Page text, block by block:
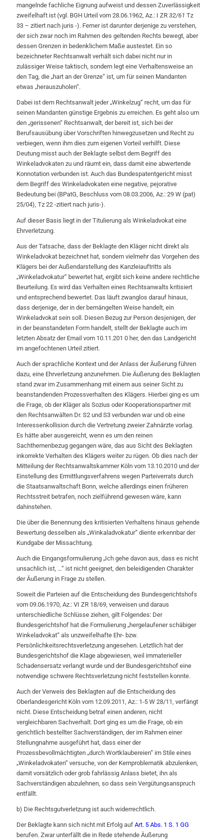
mangelnde fachliche Eignung aufweist und dessen Zuverlässigkeit
zweifelhaft ist (vgl. BGH Urteil vom 28.06.1962, Az.: I ZR 32/61 Tz
33 – zitiert nach juris -). Ferner ist darunter derjenige zu verstehen,
der sich zwar noch im Rahmen des geltenden Rechts bewegt, aber
dessen Grenzen in bedenklichem Maße austestet. Ein so
bezeichneter Rechtsanwalt verhält sich dabei nicht nur in
zulässiger Weise taktisch, sondern legt eine Verhaltensweise an
den Tag, die „hart an der Grenze“ ist, um für seinen Mandanten
etwas „herauszuholen“.
Dabei ist dem Rechtsanwalt jeder „Winkelzug“ recht, um das für
seinen Mandanten günstige Ergebnis zu erreichen. Es geht also um
den „gerissenen“ Rechtsanwalt, der bereit ist, sich bei der
Berufsausübung über Vorschriften hinwegzusetzen und Recht zu
verbiegen, wenn ihm dies zum eigenen Vorteil verhilft. Diese
Deutung misst auch der Beklagte selbst dem Begriff des
Winkeladvokaten zu und räumt ein, dass damit eine abwertende
Konnotation verbunden ist. Auch das Bundespatentgericht misst
dem Begriff des Winkeladvokaten eine negative, pejorative
Bedeutung bei (BPatG, Beschluss vom 08.03.2006, Az.: 29 W (pat)
25/04), Tz 22 -zitiert nach juris-).
Auf dieser Basis liegt in der Titulierung als Winkeladvokat eine
Ehrverletzung.
Aus der Tatsache, dass der Beklagte den Kläger nicht direkt als
Winkeladvokat bezeichnet hat, sondern vielmehr das Vorgehen des
Klägers bei der Außendarstellung des Kanzleiauftritts als
„Winkeladvokatur“ bewertet hat, ergibt sich keine andere rechtliche
Beurteilung. Es wird das Verhalten eines Rechtsanwalts kritisiert
und entsprechend bewertet. Das läuft zwanglos darauf hinaus,
dass derjenige, der in der bemängelten Weise handelt, ein
Winkeladvokat sein soll. Diesen Bezug zur Person desjenigen, der
in der beanstandeten Form handelt, stellt der Beklagte auch im
letzten Absatz der Email vom 10.11.201 0 her, den das Landgericht
im angefochtenen Urteil zitiert.
Auch der sprachliche Kontext und der Anlass der Äußerung führen
dazu, eine Ehrverletzung anzunehmen. Die Äußerung des Beklagten
stand zwar im Zusammenhang mit einem aus seiner Sicht zu
beanstandenden Prozessverhalten des Klägers. Hierbei ging es um
die Frage, ob der Kläger als Sozius oder Kooperationspartner mit
den Rechtsanwälten Dr. S2 und S3 verbunden war und ob eine
Interessenkollision durch die Vertretung zweier Zahnärzte vorlag.
Es hätte aber ausgereicht, wenn es um den reinen
Sachthemenbezug gegangen wäre, das aus Sicht des Beklagten
inkorrekte Verhalten des Klägers weiter zu rügen. Ob dies nach der
Mitteilung der Rechtsanwaltskammer Köln vom 13.10.2010 und der
Einstellung des Ermittlungsverfahrens wegen Parteiverrats durch
die Staatsanwaltschaft Bonn, welche allerdings einen früheren
Rechtsstreit betrafen, noch zielführend gewesen wäre, kann
dahinstehen.
Die über die Benennung des kritisierten Verhaltens hinaus gehende
Bewertung desselben als „Winkaladvokatur“ diente erkennbar der
Kundgabe der Missachtung.
Auch die Eingangsformulierung „Ich gehe davon aus, dass es nicht
unsachlich ist, …“ ist nicht geeignet, den beleidigenden Charakter
der Äußerung in Frage zu stellen.
Soweit die Parteien auf die Entscheidung des Bundesgerichtshofs
vom 09.06.1970, Az.: VI ZR 18/69, verweisen und daraus
unterschiedliche Schlüsse ziehen, gilt Folgendes: Der
Bundesgerichtshof hat die Formulierung „hergelaufener schäbiger
Winkeladvokat“ als unzweifelhafte Ehr- bzw.
Persönlichkeitsrechtsverletzung angesehen. Letztlich hat der
Bundesgerichtshof die Klage abgewiesen, weil immaterieller
Schadensersatz verlangt wurde und der Bundesgerichtshof eine
notwendige schwere Rechtsverletzung nicht feststellen konnte.
Auch der Verweis des Beklagten auf die Entscheidung des
Oberlandesgericht Köln vom 12.09.2011, Az.: 1-5 W 28/11, verfängt
nicht. Diese Entscheidung betraf einen anderen, nicht
vergleichbaren Sachverhalt. Dort ging es um die Frage, ob ein
gerichtlich bestellter Sachverständigen, der im Rahmen einer
Stellungnahme ausgeführt hat, dass einer der
Prozessbevollmächtigten „durch Wortklaubereien“ im Stile eines
„Winkeladvokaten“ versuche, von der Kernproblematik abzulenken,
damit vorsätzlich oder grob fahrlässig Anlass bietet, ihn als
Sachverständigen abzulehnen, so dass sein Vergütungsanspruch
entfällt.
b) Die Rechtsgutverletzung ist auch widerrechtlich.
Der Beklagte kann sich nicht mit Erfolg auf Art. 5 Abs. 1 S. 1 GG
berufen. Zwar unterfällt die in Rede stehende Äußerung